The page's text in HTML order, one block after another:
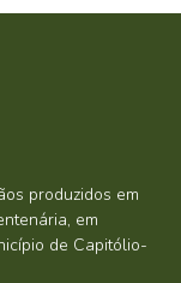
produzidos em
em
de Capitólio-